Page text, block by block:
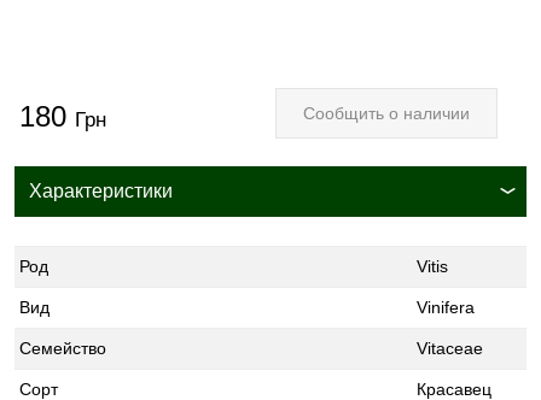
180 Грн Сообщить о наличии
Характеристики
Род Vitis
Вид Vinifera
Семейство Vitaceae
Сорт Красавец